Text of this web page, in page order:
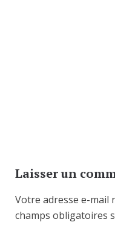
Laisser un
Votre adresse e-mail
champs obligatoires